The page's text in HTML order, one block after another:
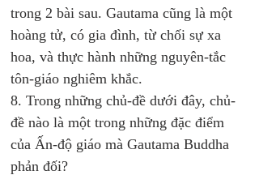
trong 2 bài sau. Gautama cũng là một
hoàng tử, có gia đình, từ chối sự xa
hoa, và thực hành những nguyên-tắc
tôn-giáo nghiêm khắc.
8. Trong những chủ-đề dưới đây, chủ-
đề nào là một trong những đặc điểm
của Ấn-độ giáo mà Gautama Buddha
phản đối?